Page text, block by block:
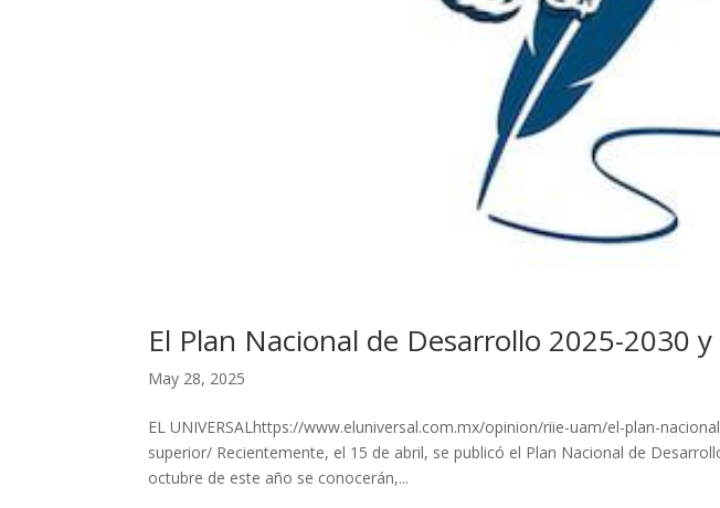
El Plan Nacional de Desarrollo 2025-2030
May 28, 2025
EL UNIVERSALhttps://www.eluniversal.com.mx/opinion/riie-uam/el-plan-
superior/ Recientemente, el 15 de abril, se publicó el Plan Nacional de
octubre de este año se conocerán,...